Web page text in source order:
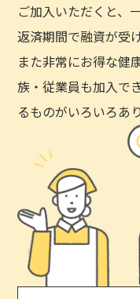
ご加入いただくと、
返済期間で融資が受
また非常にお得な健
族・従業員も加入で
るものがいろいろあ